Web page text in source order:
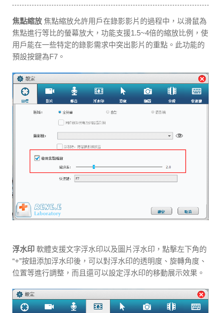
焦點縮放 焦點縮放允許用戶在錄影影片的過程中，以滑鼠為
焦點進行等比的螢幕放大，功能支援1.5~4倍的縮放比例，使
用戶能在一些特定的錄影需求中突出影片的重點。此功能的
預設按鍵為F7。
浮水印 軟體支援文字浮水印以及圖片浮水印，點擊左下角的
“+”按鈕添加浮水印後，可以對浮水印的透明度、旋轉角度、
位置等進行調整，而且還可以設定浮水印的移動展示效果。